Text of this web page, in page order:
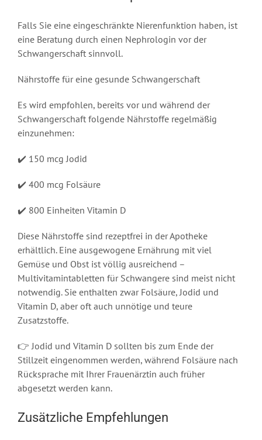
Falls Sie eine eingeschränkte Nierenfunktion haben, ist
eine Beratung durch einen Nephrologin vor der
Schwangerschaft sinnvoll.
Nährstoffe für eine gesunde Schwangerschaft
Es wird empfohlen, bereits vor und während der
Schwangerschaft folgende Nährstoffe regelmäßig
einzunehmen:
✔️ 150 mcg Jodid
✔️ 400 mcg Folsäure
✔️ 800 Einheiten Vitamin D
Diese Nährstoffe sind rezeptfrei in der Apotheke
erhältlich. Eine ausgewogene Ernährung mit viel
Gemüse und Obst ist völlig ausreichend –
Multivitamintabletten für Schwangere sind meist nicht
notwendig. Sie enthalten zwar Folsäure, Jodid und
Vitamin D, aber oft auch unnötige und teure
Zusatzstoffe.
👉 Jodid und Vitamin D sollten bis zum Ende der
Stillzeit eingenommen werden, während Folsäure nach
Rücksprache mit Ihrer Frauenärztin auch früher
abgesetzt werden kann.
Zusätzliche Empfehlungen